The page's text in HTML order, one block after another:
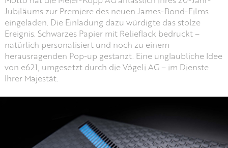
Jubiläums zur Premiere des neuen James-Bond-Films
eingeladen. Die Einladung dazu würdigte das stolze
Ereignis. Schwarzes Papier mit Relieflack bedruckt –
natürlich personalisiert und noch zu einem
herausragenden Pop-up gestanzt. Eine unglaubliche Idee
von e621, umgesetzt durch die Vögeli AG – im Dienste
Ihrer Majestät.